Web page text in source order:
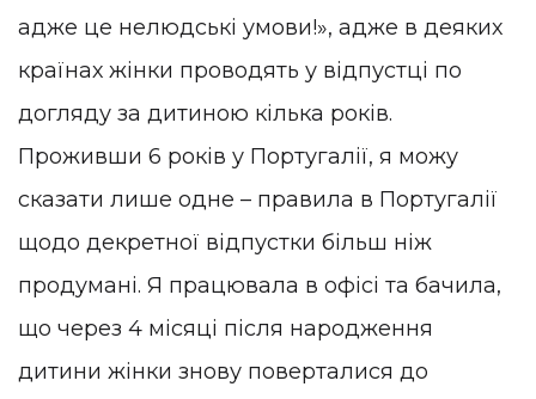
адже це нелюдські умови!», адже в деяких
країнах жінки проводять у відпустці по
догляду за дитиною кілька років.
Проживши 6 років у Португалії, я можу
сказати лише одне – правила в Португалії
щодо декретної відпустки більш ніж
продумані. Я працювала в офісі та бачила,
що через 4 місяці після народження
дитини жінки знову поверталися до